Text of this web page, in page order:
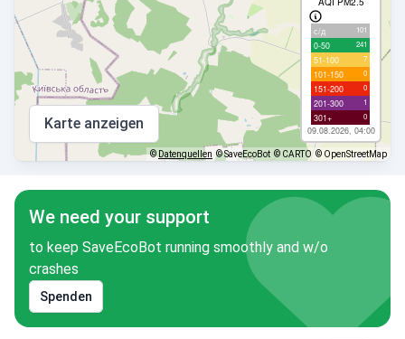
с/д 101
0-50 241
51-100 7
101-150 0
151-200 0
201-300 1
301+ 0
09.08.2026, 04:00
Karte anzeigen
© Datenquellen © SaveEcoBot © CARTO © OpenStreetMap
We need your support
to keep SaveEcoBot running smoothly and w/o
crashes
Spenden